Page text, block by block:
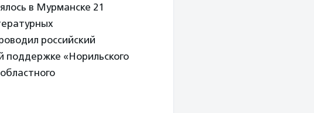
в Мурманске 21
российский
поддержке «Норильского